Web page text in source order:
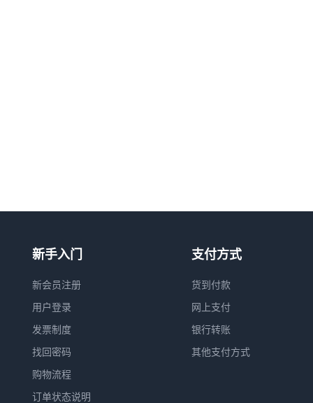
新手入门
新会员注册
用户登录
发票制度
找回密码
购物流程
订单状态说明
支付方式
货到付款
网上支付
银行转账
其他支付方式